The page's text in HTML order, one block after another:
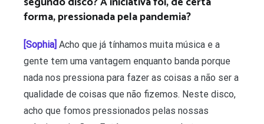
forma, pressionada pela pandemia?
[Sophia] Acho que já tínhamos muita música e a
gente tem uma vantagem enquanto banda porque
nada nos pressiona para fazer as coisas a não ser a
qualidade de coisas que não fizemos. Neste disco,
acho que fomos pressionados pelas nossas